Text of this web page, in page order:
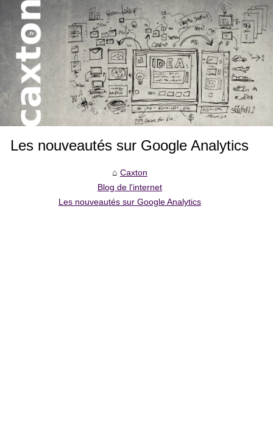
Les nouveautés sur Google Analytics
Caxton
Blog de l'internet
Les nouveautés sur Google Analytics